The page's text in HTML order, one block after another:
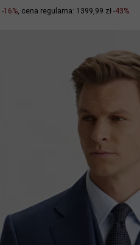
-16% cena regularna: 1399,99 zł -43%